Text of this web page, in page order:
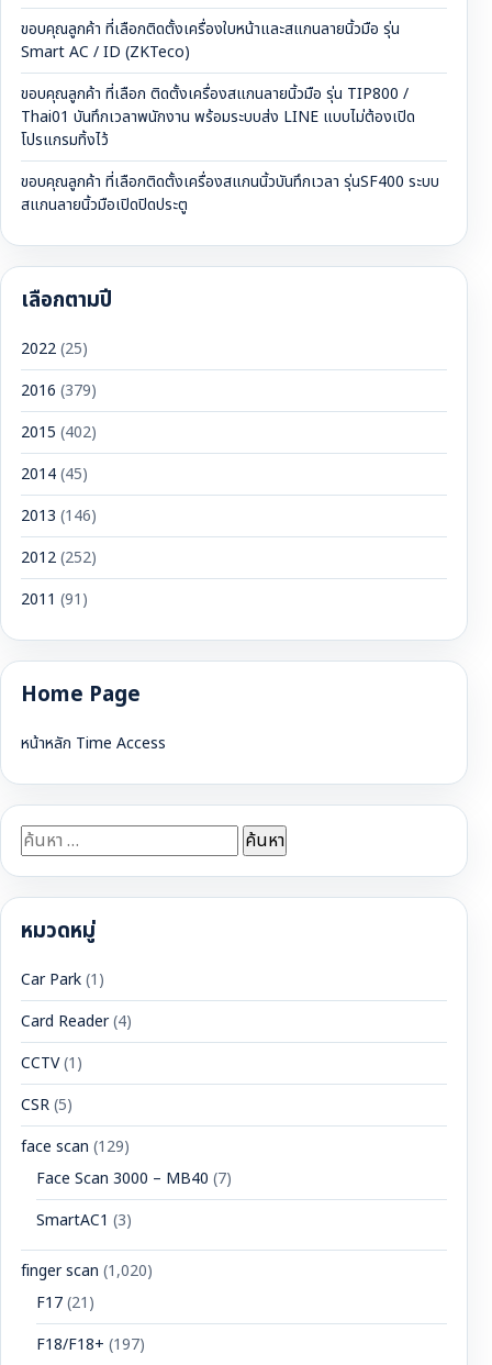
ขอบคุณลูกค้า ที่เลือกติดตั้งเครื่องใบหน้าและสแกนลายนิ้วมือ รุ่น
Smart AC / ID (ZKTeco)
ขอบคุณลูกค้า ที่เลือก ติดตั้งเครื่องสแกนลายนิ้วมือ รุ่น TIP800 /
Thai01 บันทึกเวลาพนักงาน พร้อมระบบส่ง LINE แบบไม่ต้องเปิด
โปรแกรมทิ้งไว้
ขอบคุณลูกค้า ที่เลือกติดตั้งเครื่องสแกนนิ้วบันทึกเวลา รุ่นSF400 ระบบ
สแกนลายนิ้วมือเปิดปิดประตู
เลือกตามปี
2022(25)
2016 (379)
2015 (402)
2014(45)
2013 (146)
2012(252)
2011 (91)
Home Page
หน้าหลัก Time Access
ค้นหา
สำหรับ:
หมวดหมู่
Car Park(1)
Card Reader(4)
CCTV(1)
CSR(5)
face scan (129)
Face Scan 3000 – MB40 (7)
SmartAC1 (3)
finger scan (1,020)
F17(21)
F18/F18+ (197)